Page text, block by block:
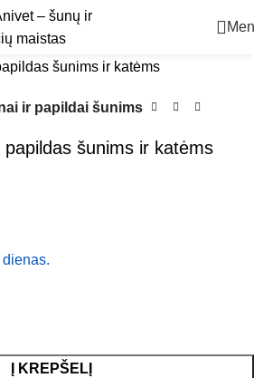
ir papildai šunims
šunims ir katėms
Į KREPŠELĮ